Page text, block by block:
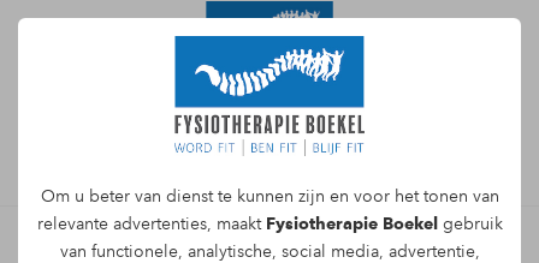
Om u beter van dienst te kunnen zijn en voor het tonen van
relevante advertenties, maakt Fysiotherapie Boekel gebruik
van functionele, analytische, social media, advertentie,
Afspraak maken